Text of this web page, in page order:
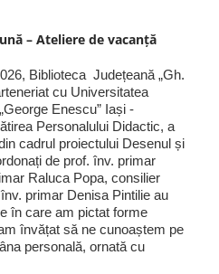
– Ateliere de vacanță
Biblioteca Județeană „Gh.
cu Universitatea
Enescu” Iași -
Personalului Didactic, a
cadrul proiectului Desenul și
de prof. înv. primar
Raluca Popa, consilier
primar Denisa Pintilie au
în care am pictat forme
învățat să ne cunoaștem pe
personală, ornată cu